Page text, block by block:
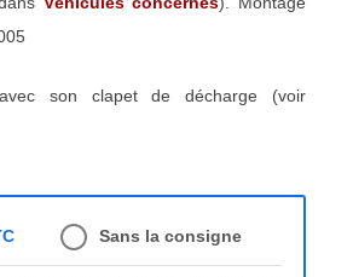
avec son clapet de décharge (voir
Sans la consigne